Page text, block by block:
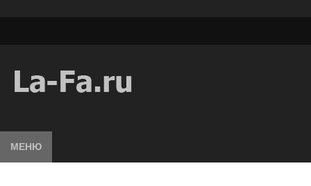
МЕНЮ